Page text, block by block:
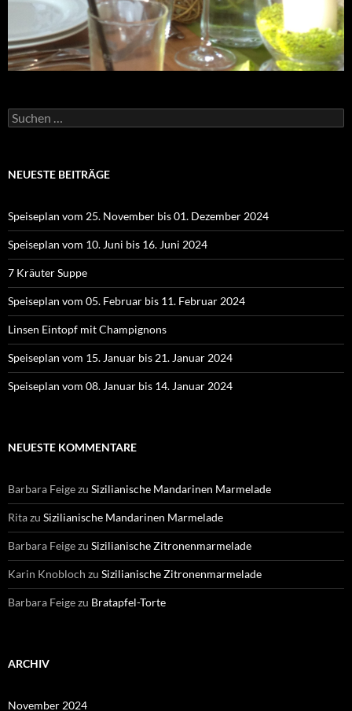
Suchen
nach:
NEUESTE BEITRÄGE
Speiseplan vom 25. November bis 01. Dezember 2024
Speiseplan vom 10. Juni bis 16. Juni 2024
7 Kräuter Suppe
Speiseplan vom 05. Februar bis 11. Februar 2024
Linsen Eintopf mit Champignons
Speiseplan vom 15. Januar bis 21. Januar 2024
Speiseplan vom 08. Januar bis 14. Januar 2024
NEUESTE KOMMENTARE
Barbara Feigezu Sizilianische Mandarinen Marmelade
Ritazu Sizilianische Mandarinen Marmelade
Barbara Feigezu Sizilianische Zitronenmarmelade
Karin Knobloch zu Sizilianische Zitronenmarmelade
Barbara Feigezu Bratapfel-Torte
ARCHIV
November 2024